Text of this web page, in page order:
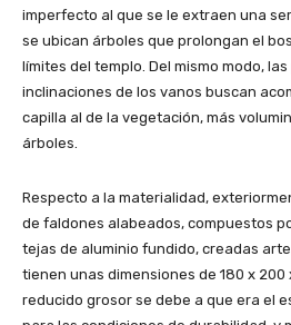
imperfecto al que se le extraen una
se ubican árboles que prolongan el
límites del templo. Del mismo modo,
inclinaciones de los vanos buscan
capilla al de la vegetación, más
árboles.
Respecto a la materialidad,
de faldones alabeados, compuestos
tejas de aluminio fundido, creadas
tienen unas dimensiones de 180 x 200
reducido grosor se debe a que era el